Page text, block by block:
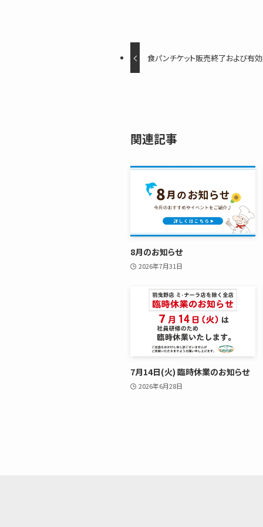
食パンチケット販売終了および有
関連記事
8月のお知らせ
2026年7月31日
7月14日(火) 臨時休業のお知らせ
2026年6月28日